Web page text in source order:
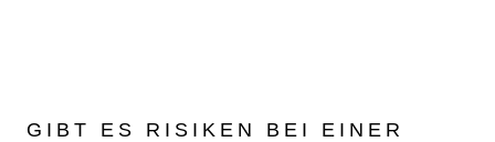
GIBT ES RISIKEN BEI EINER